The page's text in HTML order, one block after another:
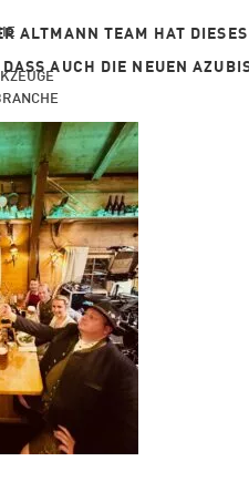
ALTMANN TEAM HAT
AUCH DIE NEUEN